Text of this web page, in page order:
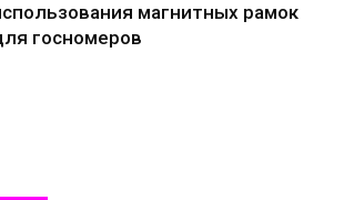
магнитных рамок
госномеров